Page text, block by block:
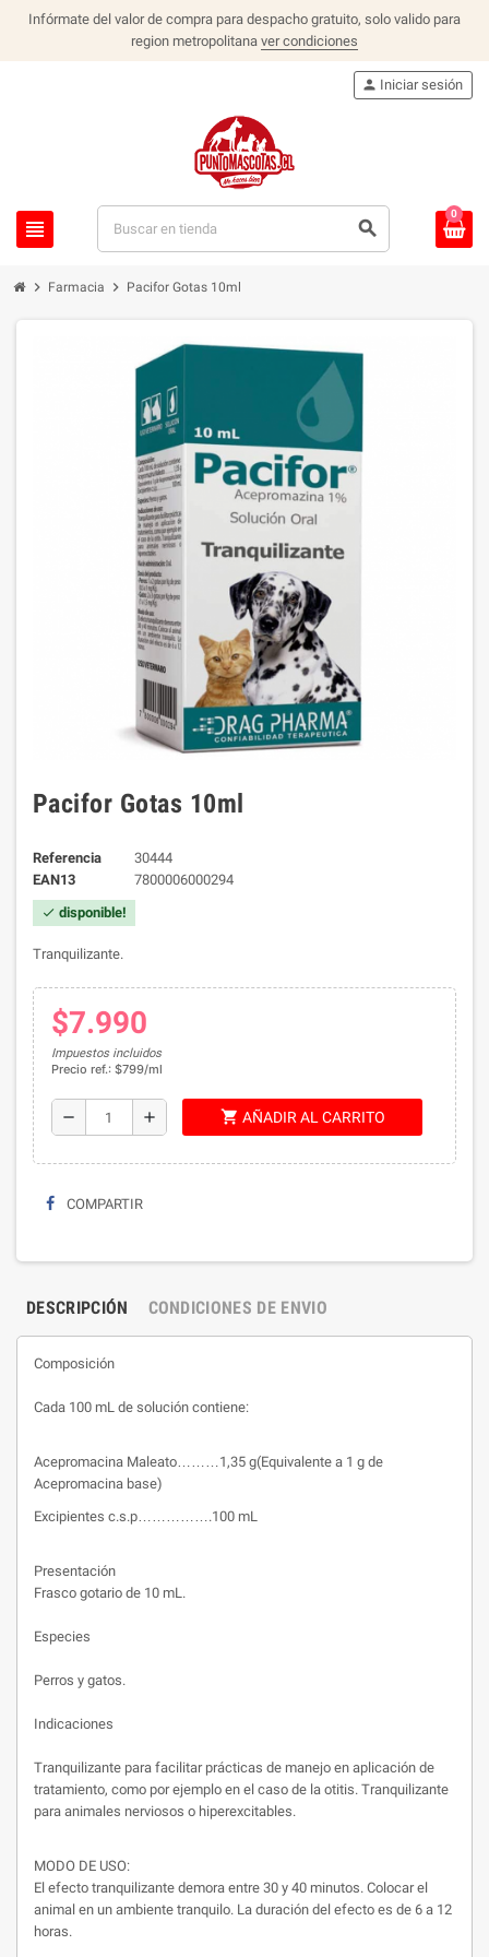
Infórmate del valor de compra para despacho gratuito, solo valido para
region metropolitana ver condiciones
view_headline search
person Iniciar sesión
0
chevron_right Farmacia chevron_right Pacifor Gotas 10ml
Pacifor Gotas 10ml
Referencia
30444
EAN13
7800006000294
check disponible!
Tranquilizante.
$7.990
Impuestos incluidos
Precio ref.: $799/ml
remove add shopping_cart AÑADIR AL CARRITO
COMPARTIR
DESCRIPCIÓN CONDICIONES DE ENVIO
Composición
Cada 100 mL de solución contiene:
Acepromacina Maleato………1,35 g(Equivalente a 1 g de
Acepromacina base)
Excipientes c.s.p…………….100 mL
Presentación
Frasco gotario de 10 mL.
Especies
Perros y gatos.
Indicaciones
Tranquilizante para facilitar prácticas de manejo en aplicación de
tratamiento, como por ejemplo en el caso de la otitis. Tranquilizante
para animales nerviosos o hiperexcitables.
MODO DE USO:
El efecto tranquilizante demora entre 30 y 40 minutos. Colocar el
animal en un ambiente tranquilo. La duración del efecto es de 6 a 12
horas.